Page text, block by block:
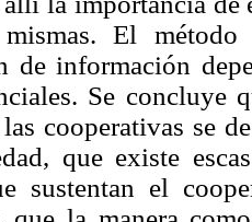
El
de información
Se concluye
cooperativas se
que existe
sustentan el